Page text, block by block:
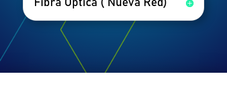
Fibra Óptica ( Nueva Red)